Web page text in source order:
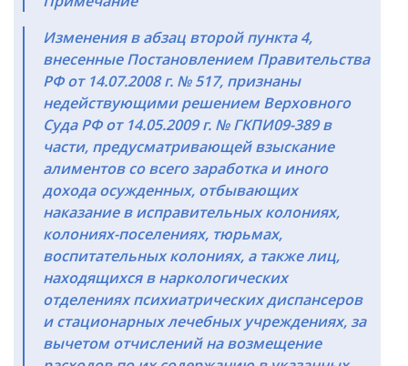
Изменения в абзац второй пункта 4,
внесенные Постановлением Правительства
РФ от 14.07.2008 г. № 517, признаны
недействующими решением Верховного
Суда РФ от 14.05.2009 г. № ГКПИ09-389 в
части, предусматривающей взыскание
алиментов со всего заработка и иного
дохода осужденных, отбывающих
наказание в исправительных колониях,
колониях-поселениях, тюрьмах,
воспитательных колониях, а также лиц,
находящихся в наркологических
отделениях психиатрических диспансеров
и стационарных лечебных учреждениях, за
вычетом отчислений на возмещение